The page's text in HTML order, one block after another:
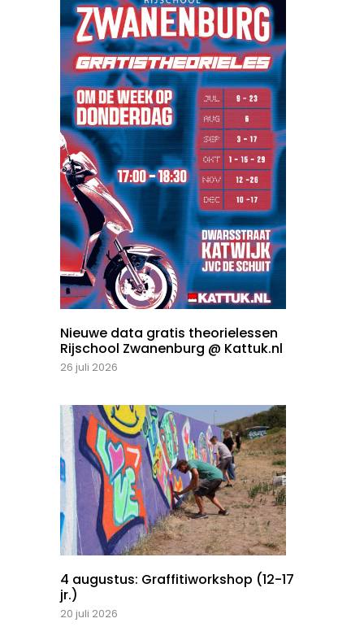
Nieuwe data gratis theorielessen
Rijschool Zwanenburg @ Kattuk.nl
26 juli 2026
4 augustus: Graffitiworkshop (12-17
jr.)
20 juli 2026